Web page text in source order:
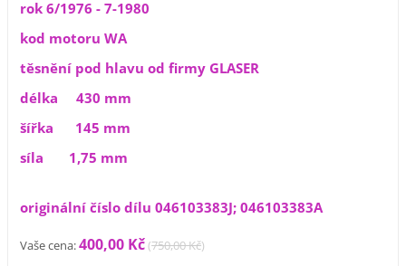
rok 6/1976 - 7-1980
kod motoru WA
těsnění pod hlavu od firmy GLASER
délka 430 mm
šířka 145 mm
síla 1,75 mm
originální číslo dílu 046103383J; 046103383A
Vaše cena:400,00 Kč(750,00 Kč)